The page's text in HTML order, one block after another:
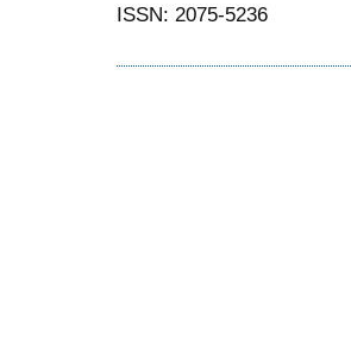
ISSN: 2075-5236